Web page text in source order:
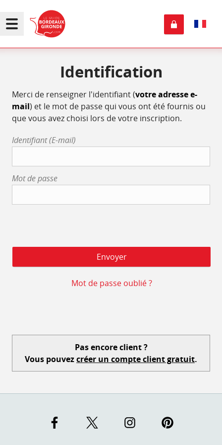
Identification
Merci de renseigner l'identifiant (votre adresse e-
mail) et le mot de passe qui vous ont été fournis ou
que vous avez choisi lors de votre inscription.
Identifiant (E-mail)
Mot de passe
Mot de passe oublié ?
Pas encore client ?
Vous pouvezcréer un compte client gratuit.